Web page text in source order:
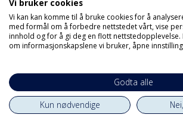
Vi bruker cookies
Vi kan kan komme til å bruke cookies for å
med formål om å forbedre nettstedet vårt, vise
innhold og for å gi deg en flott
om informasjonskapslene vi bruker, åpne
Godta alle
Kun nødvendige